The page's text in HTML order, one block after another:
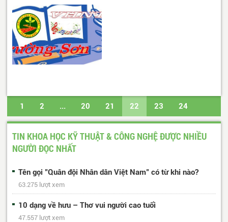
1 2 ... 20 21 22 23 24
... 617 618 Trang cuối
TIN KHOA HỌC KỸ THUẬT & CÔNG NGHỆ ĐƯỢC NHIỀU
NGƯỜI ĐỌC NHẤT
Tên gọi "Quân đội Nhân dân Việt Nam" có từ khi nào?
63.275 lượt xem
10 dạng về hưu – Thơ vui người cao tuổi
47.557 lượt xem